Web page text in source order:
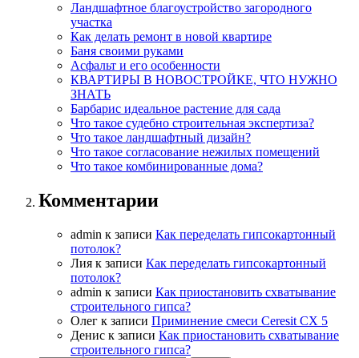
Ландшафтное благоустройство загородного
участка
Как делать ремонт в новой квартире
Баня своими руками
Асфальт и его особенности
КВАРТИРЫ В НОВОСТРОЙКЕ, ЧТО НУЖНО
ЗНАТЬ
Барбарис идеальное растение для сада
Что такое судебно строительная экспертиза?
Что такое ландшафтный дизайн?
Что такое согласование нежилых помещений
Что такое комбинированные дома?
Комментарии
admin к записи Как переделать гипсокартонный
потолок?
Лия к записи Как переделать гипсокартонный
потолок?
admin к записи Как приостановить схватывание
строительного гипса?
Олег к записи Приминение смеси Ceresit СХ 5
Денис к записи Как приостановить схватывание
строительного гипса?